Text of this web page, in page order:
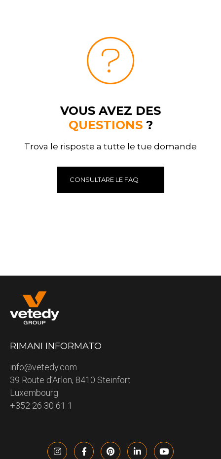
VOUS AVEZ DES
QUESTIONS?
Trova le risposte a tutte le tue domande
CONSULTARE LE FAQ
RIMANI INFORMATO
info@vetedy.com
39 Route d’Arlon, 8410 Steinfort
Luxembourg
+352 26 30 61 1